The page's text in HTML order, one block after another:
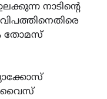
നാടിന്റെ
തോമസ്
വൈസ്